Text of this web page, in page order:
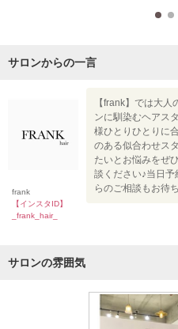
サロンからの一言
frank
【インスタID】
_frank_hair_
【frank】では大
ンに馴染むヘアス
様ひとりひとりに
のある似合わせス
たいとお悩みをぜ
談ください♪当日
らのご相談もお待
サロンの雰囲気